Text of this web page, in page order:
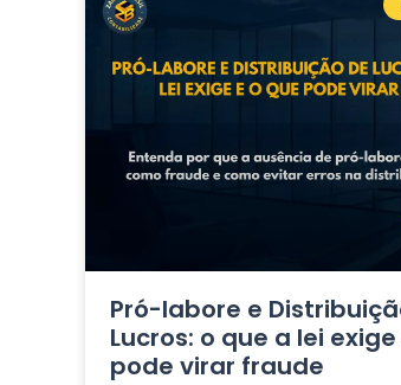
Pró-labore e
Lucros: o que a lei
pode virar fraude